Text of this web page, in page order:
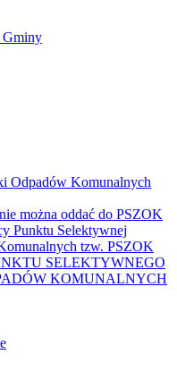
Gminy
Odpadów Komunalnych
można oddać do PSZOK
Punktu Selektywnej
tzw. PSZOK
SELEKTYWNEGO
KOMUNALNYCH